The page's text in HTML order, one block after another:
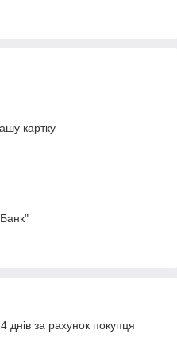
картку
за рахунок покупця